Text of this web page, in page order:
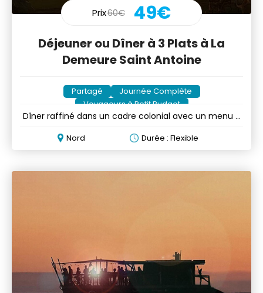
Prix60€ 49€
Déjeuner ou Dîner à 3 Plats à La
Demeure Saint Antoine
Partagé
Journée Complète
Voyageurs à Petit Budget
Dîner raffiné dans un cadre colonial avec un menu à
Nord Durée : Flexible